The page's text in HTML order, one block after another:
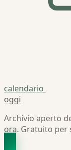
calendario
oggi
Archivio aperto
ora. Gratuito per